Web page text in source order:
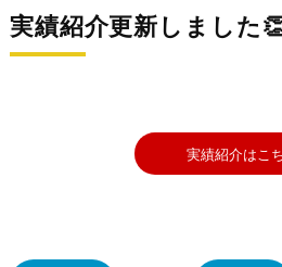
実績紹介更新しました
実績紹介はこ